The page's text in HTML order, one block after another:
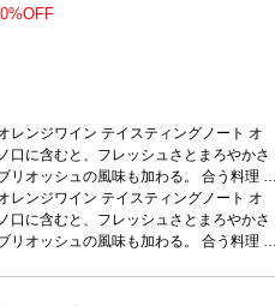
レンジワイン テイスティングノート オ
口に含むと、フレッシュさとまろやかさ
リオッシュの風味も加わる。 合う料理
などと好相性。またアペリティフにも
ブラン、ヴィオニエ、マスカット認証
加）*本ヴィンテージが在庫切れの場合、
レンジワイン テイスティングノート オ
口に含むと、フレッシュさとまろやかさ
リオッシュの風味も加わる。 合う料理